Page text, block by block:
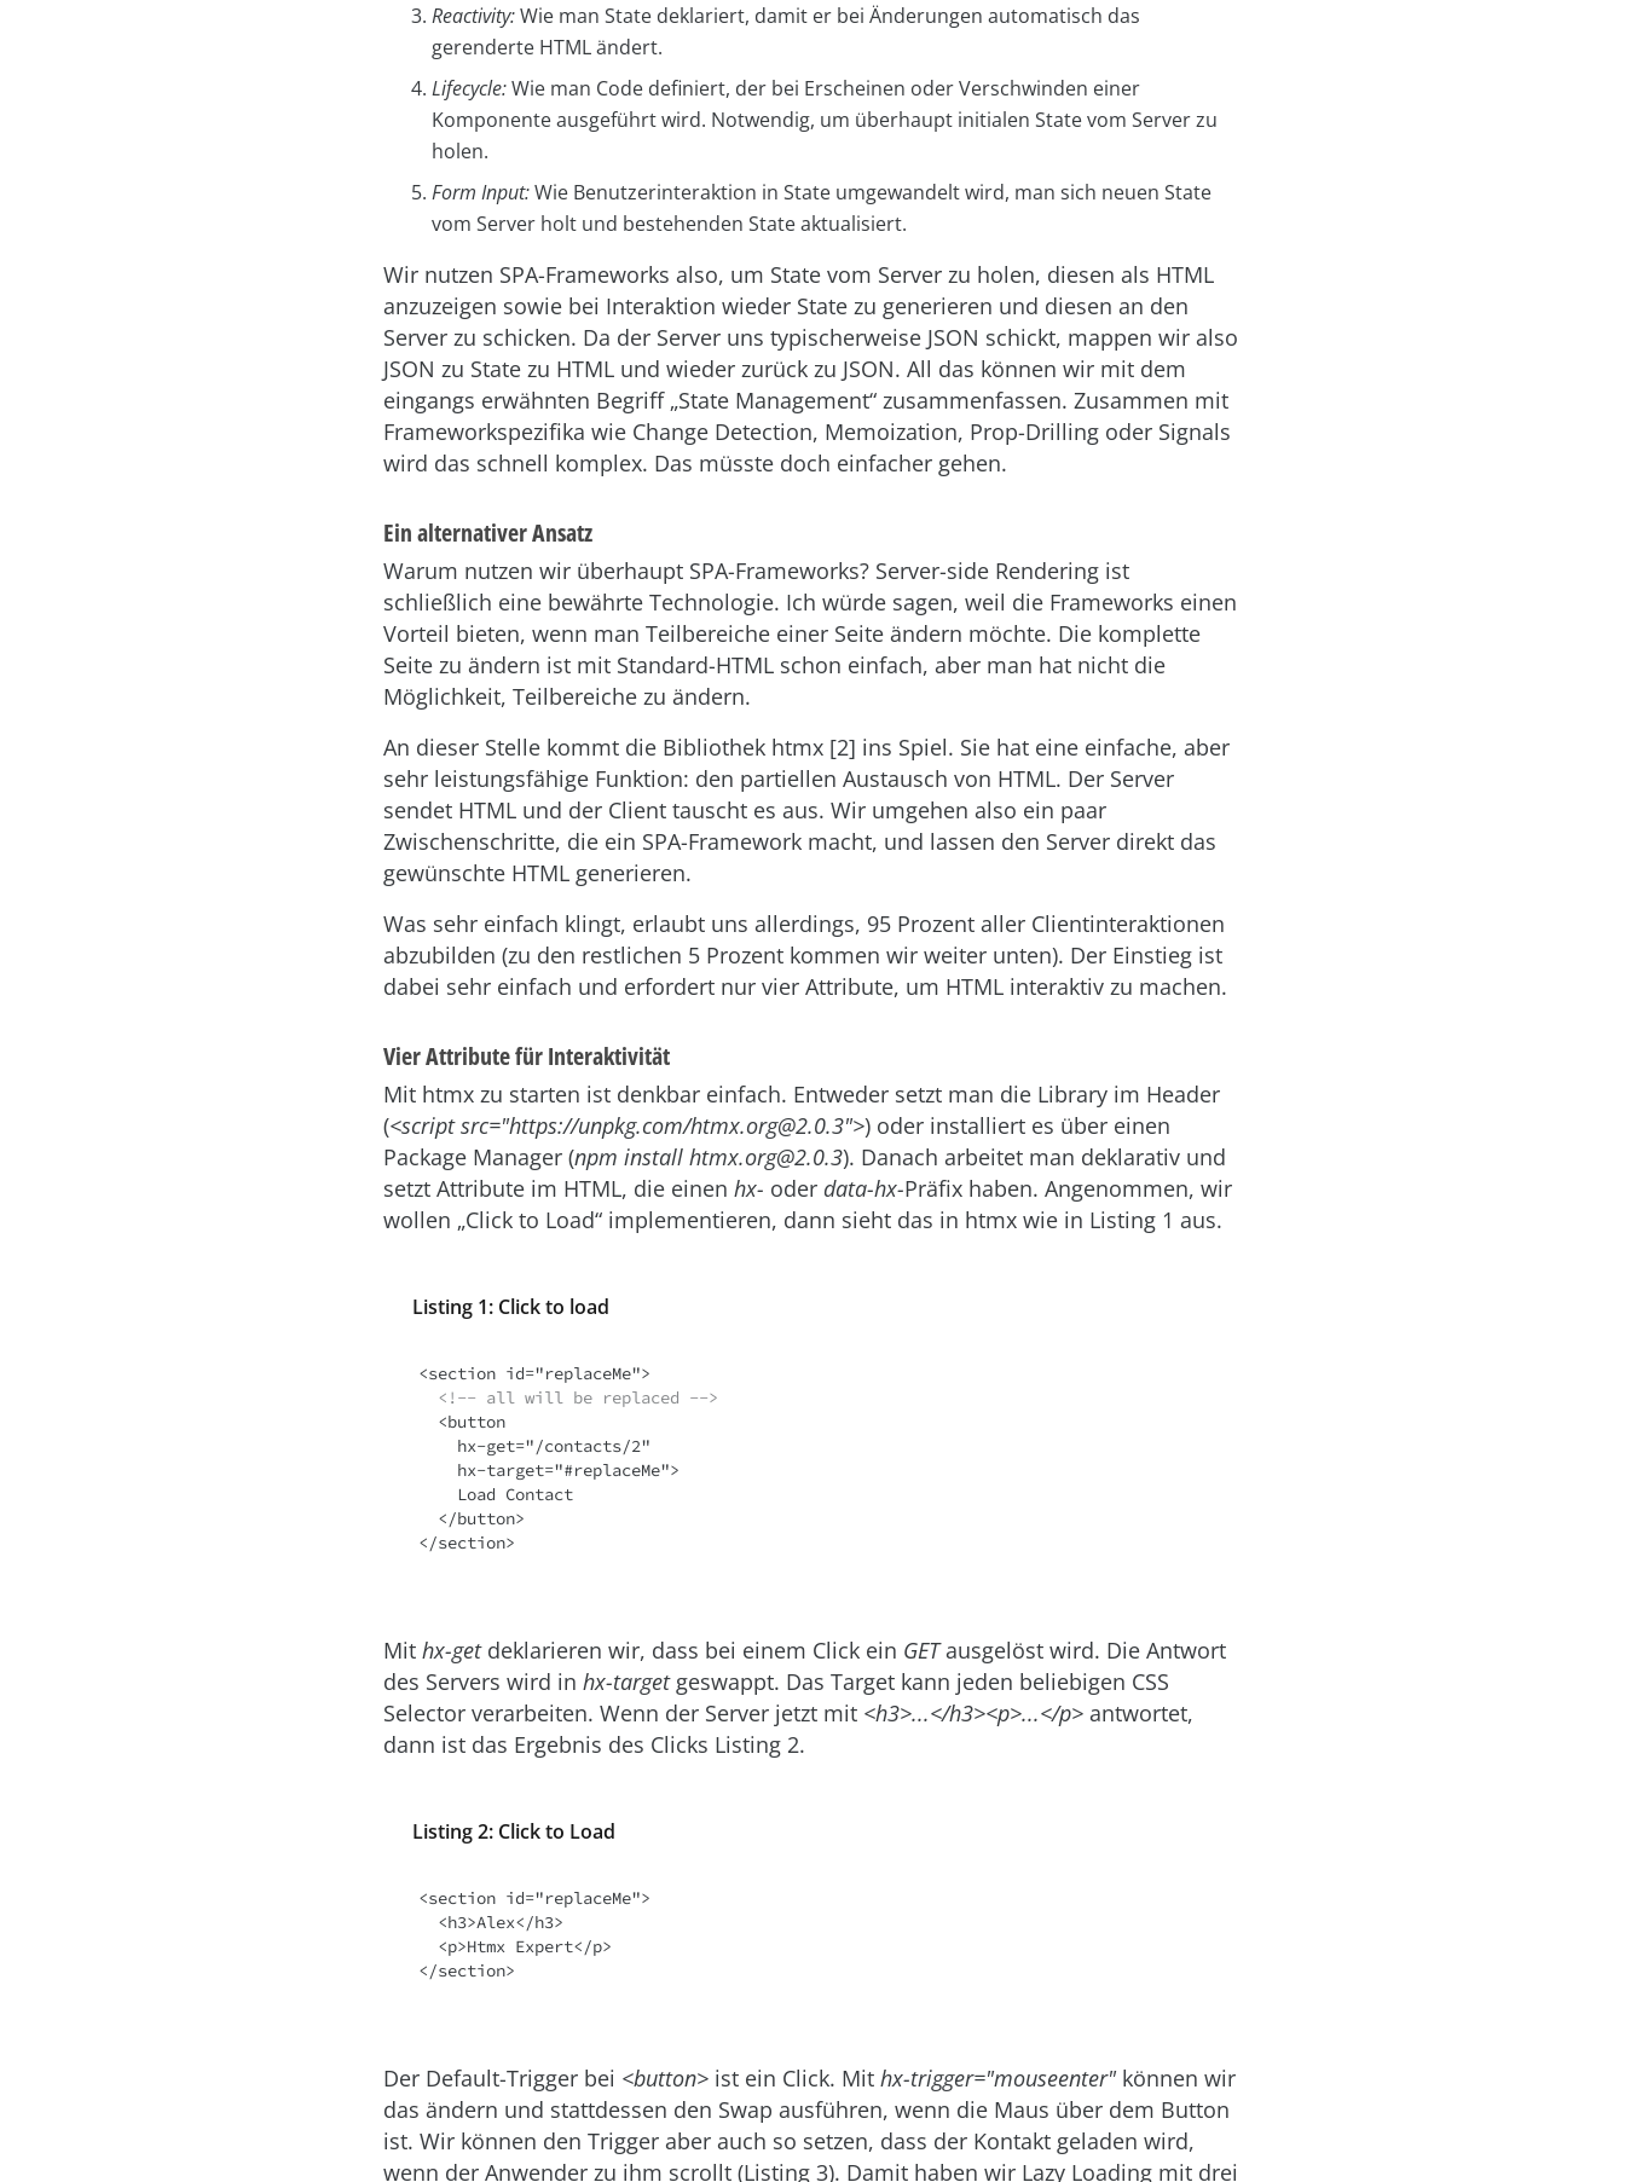
Reactivity:Wie man State deklariert, damit er bei Änderungen automatisch das
gerenderte HTML ändert.
Lifecycle:Wie man Code definiert, der bei Erscheinen oder Verschwinden einer
Komponente ausgeführt wird. Notwendig, um überhaupt initialen State vom Server zu
holen.
Form Input:Wie Benutzerinteraktion in State umgewandelt wird, man sich neuen State
vom Server holt und bestehenden State aktualisiert.
Wir nutzen SPA-Frameworks also, um State vom Server zu holen, diesen als HTML
anzuzeigen sowie bei Interaktion wieder State zu generieren und diesen an den
Server zu schicken. Da der Server uns typischerweise JSON schickt, mappen wir also
JSON zu State zu HTML und wieder zurück zu JSON. All das können wir mit dem
eingangs erwähnten Begriff „State Management“ zusammenfassen. Zusammen mit
Frameworkspezifika wie Change Detection, Memoization, Prop-Drilling oder Signals
wird das schnell komplex. Das müsste doch einfacher gehen.
Ein alternativer Ansatz
Warum nutzen wir überhaupt SPA-Frameworks? Server-side Rendering ist
schließlich eine bewährte Technologie. Ich würde sagen, weil die Frameworks einen
Vorteil bieten, wenn man Teilbereiche einer Seite ändern möchte. Die komplette
Seite zu ändern ist mit Standard-HTML schon einfach, aber man hat nicht die
Möglichkeit, Teilbereiche zu ändern.
An dieser Stelle kommt die Bibliothek htmx [2] ins Spiel. Sie hat eine einfache, aber
sehr leistungsfähige Funktion: den partiellen Austausch von HTML. Der Server
sendet HTML und der Client tauscht es aus. Wir umgehen also ein paar
Zwischenschritte, die ein SPA-Framework macht, und lassen den Server direkt das
gewünschte HTML generieren.
Was sehr einfach klingt, erlaubt uns allerdings, 95 Prozent aller Clientinteraktionen
abzubilden (zu den restlichen 5 Prozent kommen wir weiter unten). Der Einstieg ist
dabei sehr einfach und erfordert nur vier Attribute, um HTML interaktiv zu machen.
Vier Attribute für Interaktivität
Mit htmx zu starten ist denkbar einfach. Entweder setzt man die Library im Header
(<script src="https://unpkg.com/htmx.org@2.0.3">) oder installiert es über einen
Package Manager (npm install htmx.org@2.0.3). Danach arbeitet man deklarativ und
setzt Attribute im HTML, die einen hx- oder data-hx-Präfix haben. Angenommen, wir
wollen „Click to Load“ implementieren, dann sieht das in htmx wie in Listing 1 aus.
Listing 1: Click to load
  <!-- all will be replaced -->
Mit hx-getdeklarieren wir, dass bei einem Click ein GETausgelöst wird. Die Antwort
des Servers wird in hx-targetgeswappt. Das Target kann jeden beliebigen CSS
Selector verarbeiten. Wenn der Server jetzt mit <h3>...</h3><p>...</p> antwortet,
dann ist das Ergebnis des Clicks Listing 2.
Listing 2: Click to Load
<section id="replaceMe">
Der Default-Trigger bei <button> ist ein Click. Mit hx-trigger="mouseenter"können wir
das ändern und stattdessen den Swap ausführen, wenn die Maus über dem Button
ist. Wir können den Trigger aber auch so setzen, dass der Kontakt geladen wird,
wenn der Anwender zu ihm scrollt (Listing 3). Damit haben wir Lazy Loading mit drei